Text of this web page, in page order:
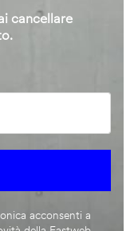
cancellare
acconsenti a